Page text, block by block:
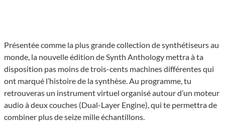
Présentée comme la plus grande collection de synthétiseurs au
monde, la nouvelle édition de Synth Anthology mettra à ta
disposition pas moins de trois-cents machines différentes qui
ont marqué l’histoire de la synthèse. Au programme, tu
retrouveras un instrument virtuel organisé autour d’un moteur
audio à deux couches (Dual-Layer Engine), qui te permettra de
combiner plus de seize mille échantillons.